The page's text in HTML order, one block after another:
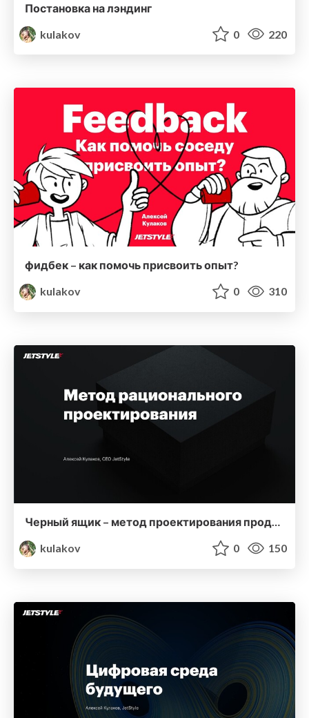
Постановка на лэндинг
kulakov
0 220
фидбек – как помочь присвоить опыт?
kulakov
0 310
Черный ящик – метод проектирования продуктовых гипотез
kulakov
0 150